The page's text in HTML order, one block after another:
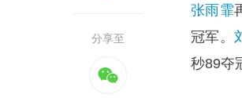
分享至
张雨霏
冠军。
秒89夺